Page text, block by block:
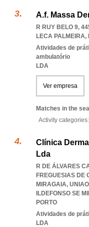
A.f. Massa
R RUY BELO 9,
LECA PALMEIRA,
Atividades de
ambulatório
LDA
Ver empresa
Matches in the
Activity
Clínica
Lda
R DE ÁLVARES
FREGUESIAS DE
MIRAGAIA,
ILDEFONSO SE
PORTO
Atividades de
LDA